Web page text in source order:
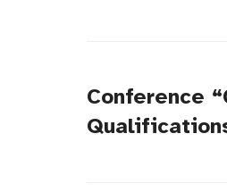
Conference